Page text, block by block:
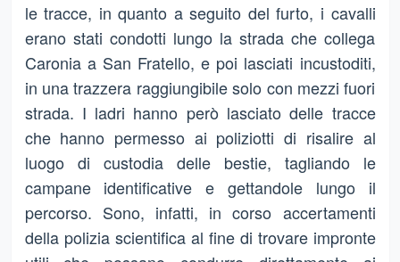
le tracce, in quanto a seguito del furto, i cavalli
erano stati condotti lungo la strada che collega
Caronia a San Fratello, e poi lasciati incustoditi,
in una trazzera raggiungibile solo con mezzi fuori
strada. I ladri hanno però lasciato delle tracce
che hanno permesso ai poliziotti di risalire al
luogo di custodia delle bestie, tagliando le
campane identificative e gettandole lungo il
percorso. Sono, infatti, in corso accertamenti
della polizia scientifica al fine di trovare impronte